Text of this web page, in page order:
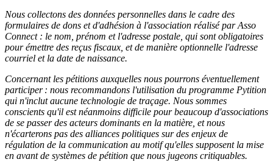
Nous collectons des données personnelles dans le cadre des
formulaires de dons et d'adhésion à l'association réalisé par Asso
Connect : le nom, prénom et l'adresse postale, qui sont obligatoires
pour émettre des reçus fiscaux, et de manière optionnelle l'adresse
courriel et la date de naissance.
Concernant les pétitions auxquelles nous pourrons éventuellement
participer : nous recommandons l'utilisation du programme Pytition
qui n'inclut aucune technologie de traçage. Nous sommes
conscients qu'il est néanmoins difficile pour beaucoup d'associations
de se passer des acteurs dominants en la matière, et nous
n'écarterons pas des alliances politiques sur des enjeux de
régulation de la communication au motif qu'elles supposent la mise
en avant de systèmes de pétition que nous jugeons critiquables.